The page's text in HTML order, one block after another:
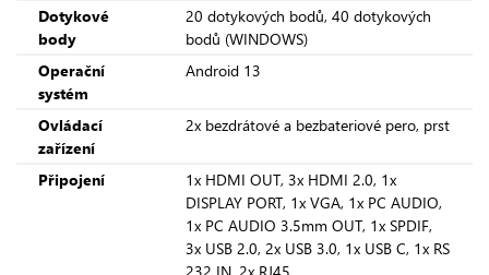
Dotykové
body
20 dotykových bodů, 40 dotykových
bodů (WINDOWS)
Operační
systém
Android 13
Ovládací
zařízení
2x bezdrátové a bezbateriové pero, prst
Připojení
1x HDMI OUT, 3x HDMI 2.0, 1x
DISPLAY PORT, 1x VGA, 1x PC AUDIO,
1x PC AUDIO 3.5mm OUT, 1x SPDIF,
3x USB 2.0, 2x USB 3.0, 1x USB C, 1x RS